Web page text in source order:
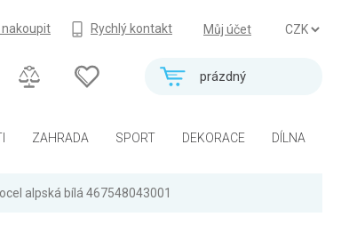
Můj účet
nakoupit Rychlý kontakt
prázdný
ZAHRADA SPORT DEKORACE DÍLNA
alpská bílá 467548043001